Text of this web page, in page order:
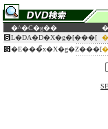
�^�C�g��
L�DA�D�X�g�[���[
�E���̃x�X�g�Z���[